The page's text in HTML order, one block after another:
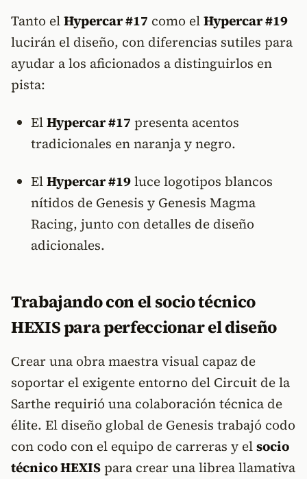
Tanto elHypercar #17 como elHypercar #19
lucirán el diseño, con diferencias sutiles para
ayudar a los aficionados a distinguirlos en
pista:
ElHypercar #17 presenta acentos
tradicionales en naranja y negro.
ElHypercar #19luce logotipos blancos
nítidos de Genesis y Genesis Magma
Racing, junto con detalles de diseño
adicionales.
Trabajando con el socio técnico
HEXIS para perfeccionar el diseño
Crear una obra maestra visual capaz de
soportar el exigente entorno del Circuit de la
Sarthe requirió una colaboración técnica de
élite. El diseño global de Genesis trabajó codo
con codo con el equipo de carreras y elsocio
técnico HEXISpara crear una librea llamativa